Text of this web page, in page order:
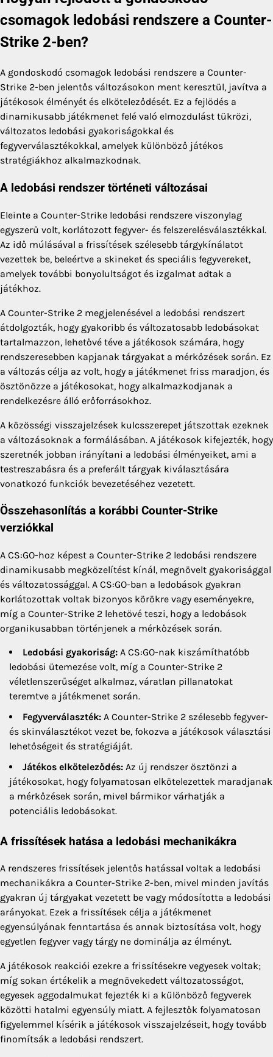
csomagok ledobási rendszere a Counter-
Strike 2-ben?
A gondoskodó csomagok ledobási rendszere a Counter-
Strike 2-ben jelentős változásokon ment keresztül, javítva a
játékosok élményét és elköteleződését. Ez a fejlődés a
dinamikusabb játékmenet felé való elmozdulást tükrözi,
változatos ledobási gyakoriságokkal és
fegyverválasztékokkal, amelyek különböző játékos
stratégiákhoz alkalmazkodnak.
A ledobási rendszer történeti változásai
Eleinte a Counter-Strike ledobási rendszere viszonylag
egyszerű volt, korlátozott fegyver- és felszerelésválasztékkal.
Az idő múlásával a frissítések szélesebb tárgykínálatot
vezettek be, beleértve a skineket és speciális fegyvereket,
amelyek további bonyolultságot és izgalmat adtak a
játékhoz.
A Counter-Strike 2 megjelenésével a ledobási rendszert
átdolgozták, hogy gyakoribb és változatosabb ledobásokat
tartalmazzon, lehetővé téve a játékosok számára, hogy
rendszeresebben kapjanak tárgyakat a mérkőzések során. Ez
a változás célja az volt, hogy a játékmenet friss maradjon, és
ösztönözze a játékosokat, hogy alkalmazkodjanak a
rendelkezésre álló erőforrásokhoz.
A közösségi visszajelzések kulcsszerepet játszottak ezeknek
a változásoknak a formálásában. A játékosok kifejezték, hogy
szeretnék jobban irányítani a ledobási élményeiket, ami a
testreszabásra és a preferált tárgyak kiválasztására
vonatkozó funkciók bevezetéséhez vezetett.
Összehasonlítás a korábbi Counter-Strike
verziókkal
A CS:GO-hoz képest a Counter-Strike 2 ledobási rendszere
dinamikusabb megközelítést kínál, megnövelt gyakorisággal
és változatossággal. A CS:GO-ban a ledobások gyakran
korlátozottak voltak bizonyos körökre vagy eseményekre,
míg a Counter-Strike 2 lehetővé teszi, hogy a ledobások
organikusabban történjenek a mérkőzések során.
Ledobási gyakoriság: A CS:GO-nak kiszámíthatóbb
ledobási ütemezése volt, míg a Counter-Strike 2
véletlenszerűséget alkalmaz, váratlan pillanatokat
teremtve a játékmenet során.
Fegyverválaszték: A Counter-Strike 2 szélesebb fegyver-
és skinválasztékot vezet be, fokozva a játékosok választási
lehetőségeit és stratégiáját.
Játékos elköteleződés: Az új rendszer ösztönzi a
játékosokat, hogy folyamatosan elkötelezettek maradjanak
a mérkőzések során, mivel bármikor várhatják a
potenciális ledobásokat.
A frissítések hatása a ledobási mechanikákra
A rendszeres frissítések jelentős hatással voltak a ledobási
mechanikákra a Counter-Strike 2-ben, mivel minden javítás
gyakran új tárgyakat vezetett be vagy módosította a ledobási
arányokat. Ezek a frissítések célja a játékmenet
egyensúlyának fenntartása és annak biztosítása volt, hogy
egyetlen fegyver vagy tárgy ne dominálja az élményt.
A játékosok reakciói ezekre a frissítésekre vegyesek voltak;
míg sokan értékelik a megnövekedett változatosságot,
egyesek aggodalmukat fejezték ki a különböző fegyverek
közötti hatalmi egyensúly miatt. A fejlesztők folyamatosan
figyelemmel kísérik a játékosok visszajelzéseit, hogy tovább
finomítsák a ledobási rendszert.